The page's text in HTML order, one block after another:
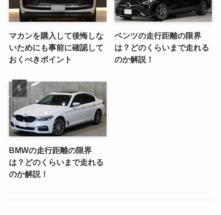
マカンを購入して後悔しな
いためにも事前に確認して
おくべきポイント
ベンツの走行距離の限界
は？どのくらいまで走れる
のか解説！
BMWの走行距離の限界
は？どのくらいまで走れる
のか解説！